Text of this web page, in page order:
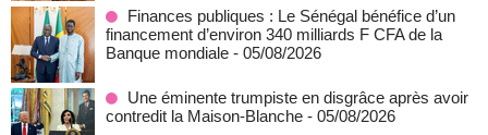
Finances publiques : Le Sénégal bénéfice d’un
financement d’environ 340 milliards F CFA de la
Banque mondiale - 05/08/2026
Une éminente trumpiste en disgrâce après avoir
contredit la Maison-Blanche - 05/08/2026